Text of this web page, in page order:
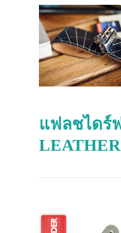
แฟลชไดร์